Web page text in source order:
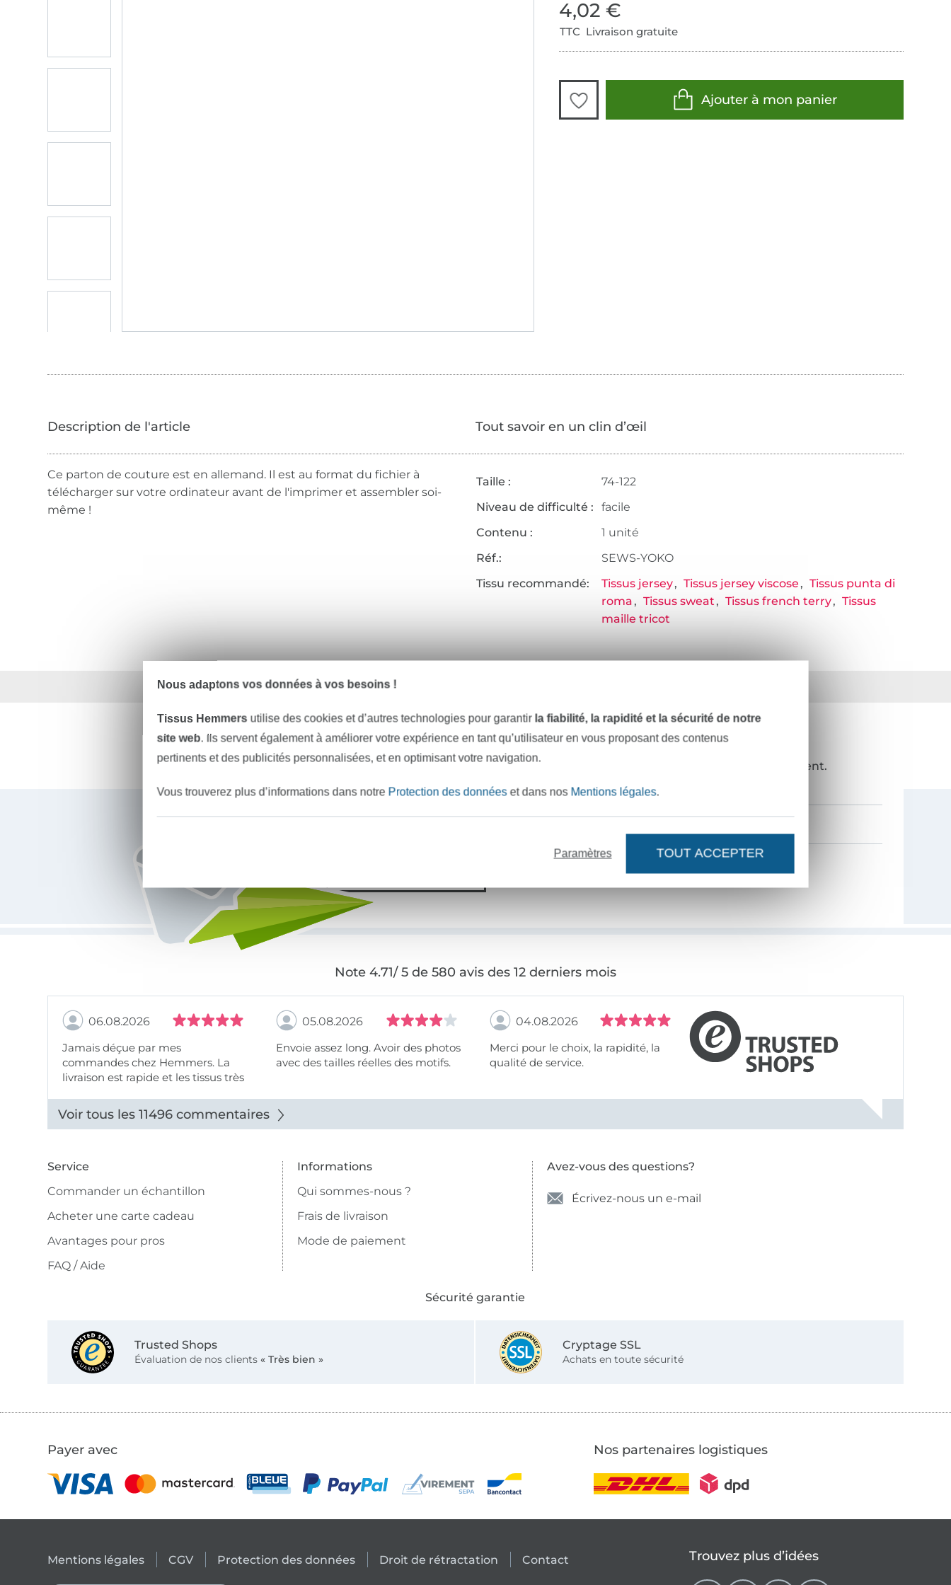
4,02 €
TTC Livraison gratuite
Ajouter à mon panier
Ce parton de couture est en allemand. Il est au format du fichier à
télécharger sur votre ordinateur avant de l'imprimer et assembler soi-
même !
Tout savoir en un clin d’œil
Taille :
74-122
Niveau de difficulté :
facile
Contenu :
1 unité
Réf.:
SEWS-YOKO
Tissu recommandé:
Tissus jersey Tissus jersey viscose
Tissus punta di
roma
Tissus sweat Tissus french terry
Tissus
maille tricot
Plus de 1.8 millions de mètres de tissu en stock
VOULEZ-VOUS ÊTRE INFORMÉ DES NOUVEAUTÉS ?
Soyez toujours informé(e) & recevez un en guise de remerciement.
Vous êtes abonné à la newsletter de Tissus Hemmers.
Note 4.71/ 5 de 580 avis des 12 derniers mois
06.08.2026
Jamais déçue par mes
commandes chez Hemmers. La
livraison est rapide et les tissus très
05.08.2026
Envoie assez long. Avoir des photos
avec des tailles réelles des motifs.
04.08.2026
Merci pour le choix, la rapidité, la
qualité de service.
Voir tous les 11496 commentaires
Service
Commander un échantillon
Acheter une carte cadeau
Avantages pour pros
FAQ / Aide
Informations
Qui sommes-nous ?
Frais de livraison
Mode de paiement
Avez-vous des questions?
Écrivez-nous un e-mail
Sécurité garantie
Trusted Shops
Évaluation de nos clients « Très bien »
Cryptage SSL
Achats en toute sécurité
Payer avec Nos partenaires logistiques
Mentions légales CGV Protection des données Droit de rétractation Contact Trouvez plus d’idées
Nous adaptons vos données à vos besoins !
Tissus Hemmers utilise des cookies et d’autres technologies pour garantir la fiabilité, la rapidité et la sécurité de notre
site web. Ils servent également à améliorer votre expérience en tant qu’utilisateur en vous proposant des contenus
pertinents et des publicités personnalisées, et en optimisant votre navigation.
Vous trouverez plus d’informations dans notre Protection des donnéeset dans nos Mentions légales.
Paramètres TOUT ACCEPTER